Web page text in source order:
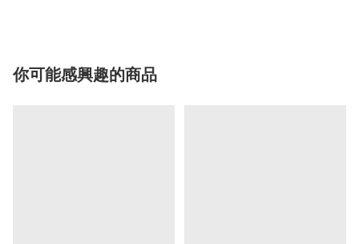
你可能感興趣的商品